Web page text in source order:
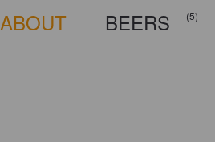
ABOUT BEERS (5)